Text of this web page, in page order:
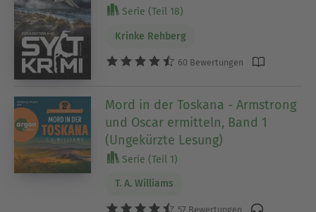
Serie (Teil 18)
Krinke Rehberg
60 Bewertungen
Mord in der Toskana - Armstrong
und Oscar ermitteln, Band 1
(Ungekürzte Lesung)
Serie (Teil 1)
T. A. Williams
57 Bewertungen